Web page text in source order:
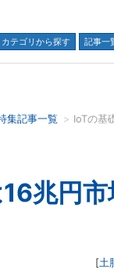
カテゴリから探す 記事一
集記事一覧 IoTの基
兆円
[土